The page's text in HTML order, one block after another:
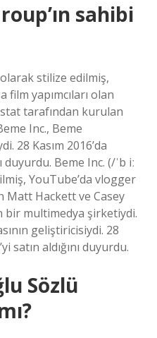
sahibi
stilize edilmiş,
film yapımcıları olan
tarafından kurulan
Inc., Beme
28 Kasım 2016’da
duyurdu. Beme Inc. (/ˈb iː
YouTube’da vlogger
Matt Hackett ve Casey
multimedya şirketiydi.
geliştiricisiydi. 28
satın aldığını duyurdu.
Sözlü